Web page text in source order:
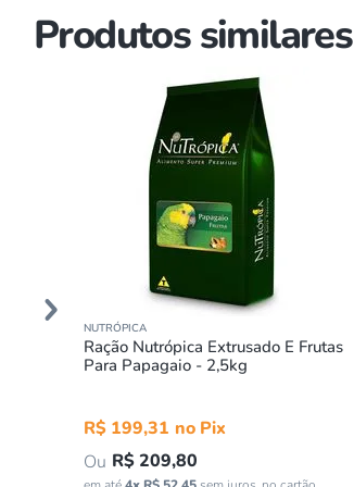
Produtos similares
NUTRÓPICA
Ração Nutrópica Extrusado E Frutas
Para Papagaio - 2,5kg
R$ 199,31
R$209,80